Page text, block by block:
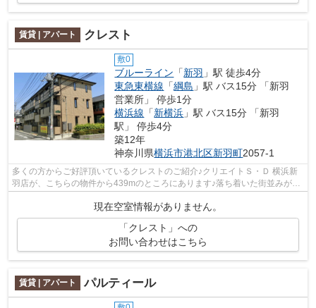
賃貸 | アパート クレスト
敷0
ブルーライン 「新羽 」駅 徒歩4分
東急東横線 「綱島 」駅 バス15分 「新羽
営業所」 停歩1分
横浜線 「新横浜 」駅 バス15分 「新羽
駅」 停歩4分
築12年
神奈川県横浜市港北区新羽町2057-1
多くの方からご好評頂いているクレストのご紹介♪クリエイトＳ・Ｄ 横浜新
羽店が、こちらの物件から439mのところにあります♪落ち着いた街並みが魅
現在空室情報がありません。
「クレスト」への
お問い合わせはこちら
賃貸 | アパート パルティール